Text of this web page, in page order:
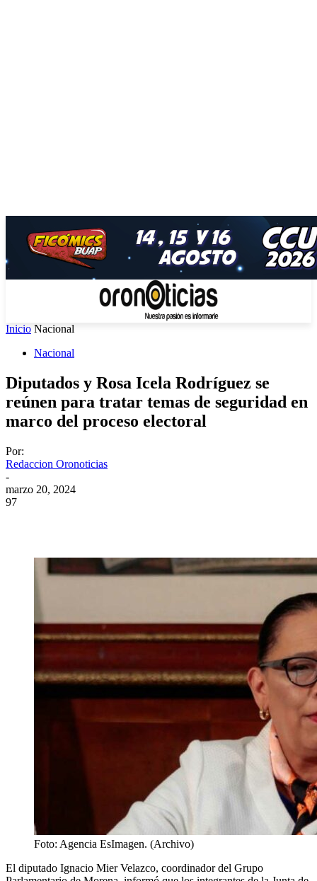
Inicio Nacional
Nacional
Diputados y Rosa Icela Rodríguez se
reúnen para tratar temas de seguridad en
marco del proceso electoral
Por:
Redaccion Oronoticias
-
marzo 20, 2024
97
Foto: Agencia EsImagen. (Archivo)
El diputado Ignacio Mier Velazco, coordinador del Grupo